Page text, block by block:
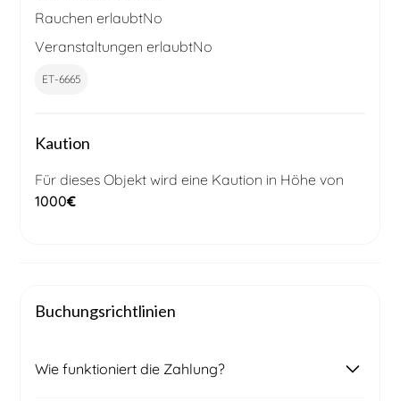
Rauchen erlaubtNo
Veranstaltungen erlaubtNo
ET-6665
Kaution
Für dieses Objekt wird eine Kaution in Höhe von
1000€
Buchungsrichtlinien
Wie funktioniert die Zahlung?